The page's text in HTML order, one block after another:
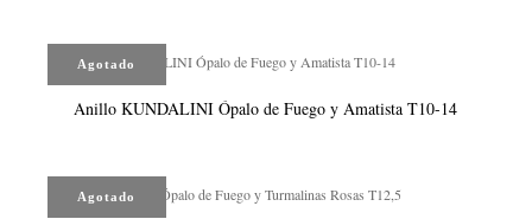
Agotado
Anillo KUNDALINI Ópalo de Fuego y Amatista T10-14
Agotado